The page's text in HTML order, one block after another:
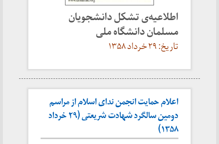
اطلاعیه‌ی تشکل دانشجویان
مسلمان دانشگاه ملی
تاریخ: ۲۹ خرداد ۱۳۵۸
اعلام حمایت انجمن ندای اسلام از مراسم
دومین سالگرد شهادت شریعتی (۲۹ خرداد
۱۳۵۸)